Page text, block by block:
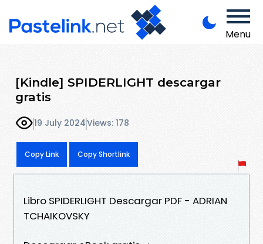
Menu
[Kindle] SPIDERLIGHT descargar
gratis
19 July 2024Views: 178
Copy Link Copy Shortlink
Libro SPIDERLIGHT Descargar PDF - ADRIAN
TCHAIKOVSKY